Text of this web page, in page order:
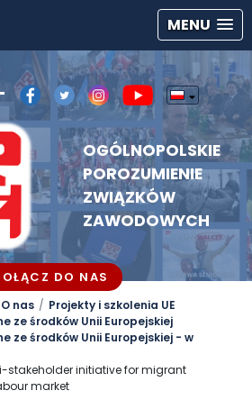
MENU
OGÓLNOPOLSKIE
POROZUMIENIE
ZWIĄZKÓW
ZAWODOWYCH
DO NAS
O nas
Projekty i szkolenia UE
ze środków Unii Europejskiej
ze środków Unii Europejskiej - w
stakeholder initiative for migrant
market